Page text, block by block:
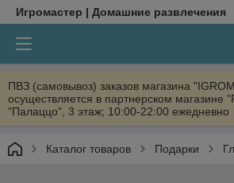
Игромастер | Домашние развлечения
ПВЗ (самовывоз) заказов магазина
осуществляется в партнерском магазине
"Палаццо", 3 этаж; 10:00-22:00 ежедневно
Каталог товаров Подарки